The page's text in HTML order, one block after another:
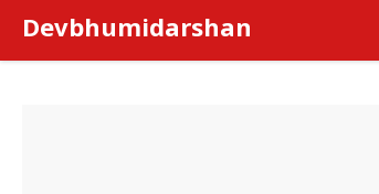
content
Devbhumidarshan